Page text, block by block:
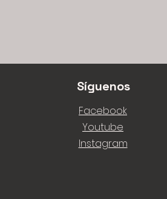
Síguenos
Facebook
Youtube
Instagram